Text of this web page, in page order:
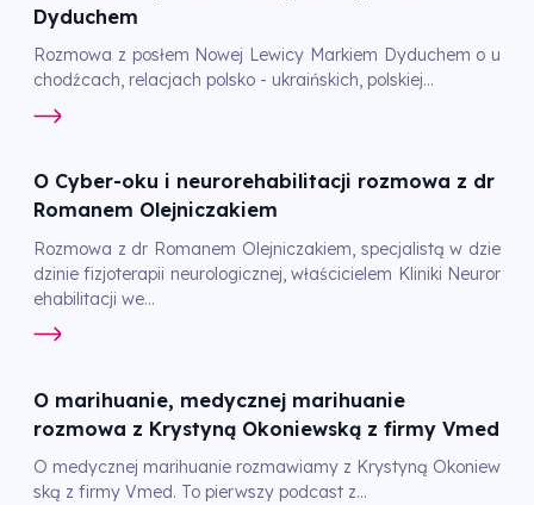
Dyduchem
Rozmowa z posłem Nowej Lewicy Markiem Dyduchem o u
chodźcach, relacjach polsko - ukraińskich, polskiej...
O Cyber-oku i neurorehabilitacji rozmowa z dr
Romanem Olejniczakiem
Rozmowa z dr Romanem Olejniczakiem, specjalistą w dzie
dzinie fizjoterapii neurologicznej, właścicielem Kliniki Neuror
ehabilitacji we...
O marihuanie, medycznej marihuanie
rozmowa z Krystyną Okoniewską z firmy Vmed
O medycznej marihuanie rozmawiamy z Krystyną Okoniew
ską z firmy Vmed. To pierwszy podcast z...